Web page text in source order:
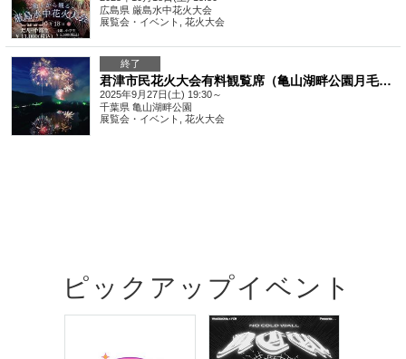
広島県 厳島水中花火大会
展覧会・イベント
花火大会
終了
君津市民花火大会有料観覧席（亀山湖畔公園月毛地区）
2025年9月27日(土) 19:30～
千葉県 亀山湖畔公園
展覧会・イベント
花火大会
ピックアップイベント